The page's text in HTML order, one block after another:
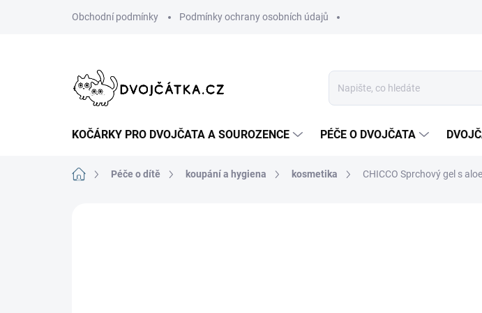
Obchodní podmínky Podmínky ochrany osobních údajů
KOČÁRKY PRO DVOJČATA A SOUROZENCE PÉČE O DVOJČATA
Domů Péče o dítě koupání a hygiena kosmetika CHICCO Sprchový gel s